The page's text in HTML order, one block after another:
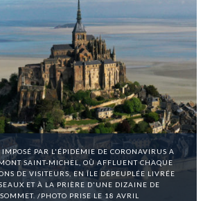
PAR L'ÉPIDÉMIE DE CORONAVIRUS A
SAINT-MICHEL, OÙ AFFLUENT CHAQUE
DE VISITEURS, EN ÎLE DÉPEUPLÉE LIVRÉE
ET À LA PRIÈRE D'UNE DIZAINE DE
/PHOTO PRISE LE 18 AVRIL